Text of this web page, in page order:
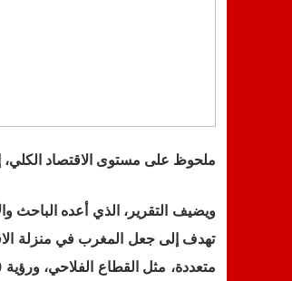
ملحوظ على مستوى الاقتصاد الكلي، إذ بلغت نسبة النمو 4%،
ويضيف التقرير، الذي أعده الباحث
تهدف إلى جعل المغرب في منزلة